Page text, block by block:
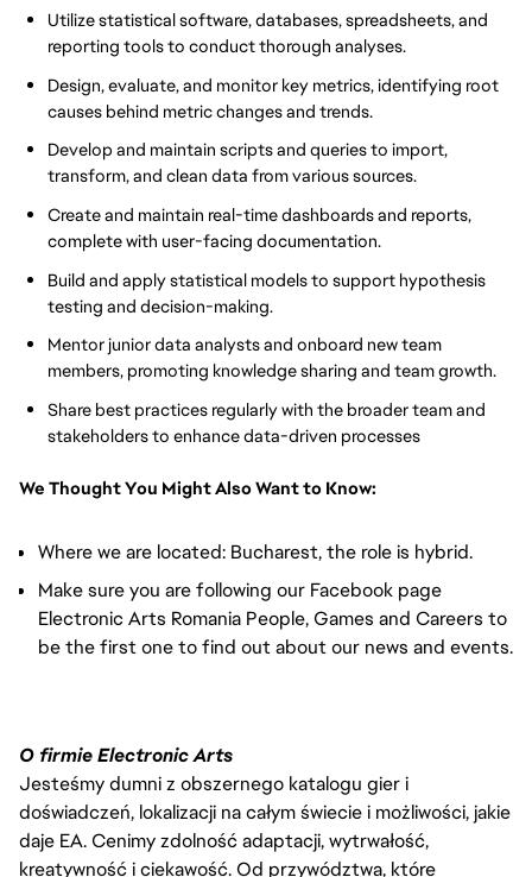
Utilize statistical software, databases, spreadsheets, and
reporting tools to conduct thorough analyses.
Design, evaluate, and monitor key metrics, identifying root
causes behind metric changes and trends.
Develop and maintain scripts and queries to import,
transform, and clean data from various sources.
Create and maintain real-time dashboards and reports,
complete with user-facing documentation.
Build and apply statistical models to support hypothesis
testing and decision-making.
Mentor junior data analysts and onboard new team
members, promoting knowledge sharing and team growth.
Share best practices regularly with the broader team and
stakeholders to enhance data-driven processes
We Thought You Might Also Want to Know:
Where we are located: Bucharest, the role is hybrid.
Make sure you are following our Facebook page
Electronic Arts Romania People, Games and Careers to
be the first one to find out about our news and events.
O firmie Electronic Arts
Jesteśmy dumni z obszernego katalogu gier i
doświadczeń, lokalizacji na całym świecie i możliwości, jakie
daje EA. Cenimy zdolność adaptacji, wytrwałość,
kreatywność i ciekawość. Od przywództwa, które